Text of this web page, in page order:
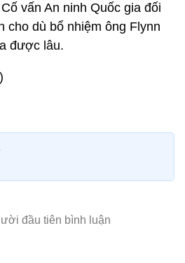
vấn An ninh Quốc gia đối
cho dù bổ nhiệm ông Flynn
được lâu.